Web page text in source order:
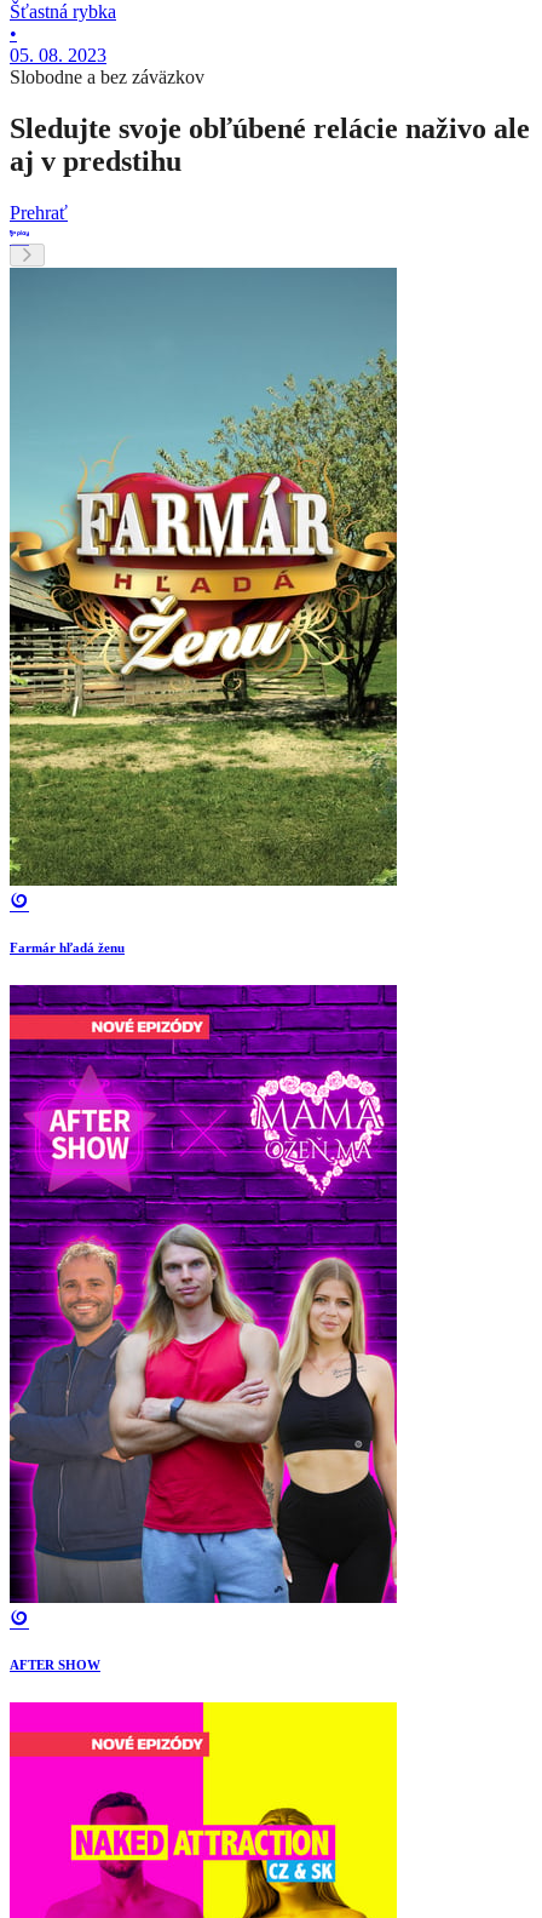
Šťastná rybka
•
05. 08. 2023
Slobodne a bez záväzkov
Sledujte svoje obľúbené relácie naživo ale
aj v predstihu
Prehrať
Farmár hľadá ženu
AFTER SHOW